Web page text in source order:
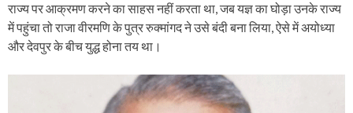
राज्य पर आक्रमण करने का साहस नहीं करता था, जब यज्ञ का घोड़ा उनके राज्य
में पहुंचा तो राजा वीरमणि के पुत्र रुक्मांगद ने उसे बंदी बना लिया, ऐसे में अयोध्या
और देवपुर के बीच युद्ध होना तय था।